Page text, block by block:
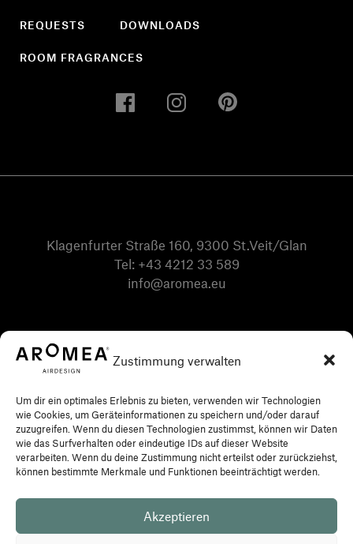
Zustimmung verwalten
Um dir ein optimales Erlebnis zu bieten, verwenden wir Technologien
wie Cookies, um Geräteinformationen zu speichern und/oder darauf
zuzugreifen. Wenn du diesen Technologien zustimmst, können wir Daten
wie das Surfverhalten oder eindeutige IDs auf dieser Website
verarbeiten. Wenn du deine Zustimmung nicht erteilst oder zurückziehst,
können bestimmte Merkmale und Funktionen beeinträchtigt werden.
Akzeptieren
REQUESTS DOWNLOADS
ROOM FRAGRANCES
Klagenfurter Straße 160, 9300 St.Veit/Glan
Tel: +43 4212 33 589
info@aromea.eu
Imprint